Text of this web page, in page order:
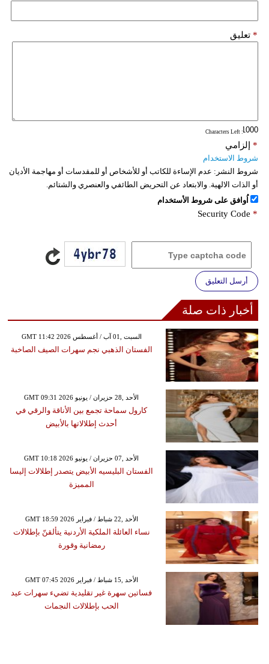
تعليق *
: Characters Left
إلزامي *
شروط الاستخدام
شروط النشر: عدم الإساءة للكاتب أو للأشخاص أو للمقدسات أو مهاجمة الأديان
أو الذات الالهية. والابتعاد عن التحريض الطائفي والعنصري والشتائم.
اُوافق على شروط الأستخدام
Security Code *
أرسل التعليق
أخبار ذات صلة
GMT 11:42 2026 السبت ,01 آب / أغسطس
الفستان الذهبي نجم سهرات الصيف الصاخبة
GMT 09:31 2026 الأحد ,28 حزيران / يونيو
كارول سماحة تجمع بين الأناقة والرقي في
أحدث إطلالاتها بالأبيض
GMT 10:18 2026 الأحد ,07 حزيران / يونيو
الفستان البليسيه الأبيض يتصدر إطلالات إليسا
المميزة
GMT 18:59 2026 الأحد ,22 شباط / فبراير
نساء العائلة الملكية الأردنية يتألقنّ بإطلالات
رمضانية وقورة
GMT 07:45 2026 الأحد ,15 شباط / فبراير
فساتين سهرة غير تقليدية تضيء سهرات عيد
الحب بإطلالات النجمات